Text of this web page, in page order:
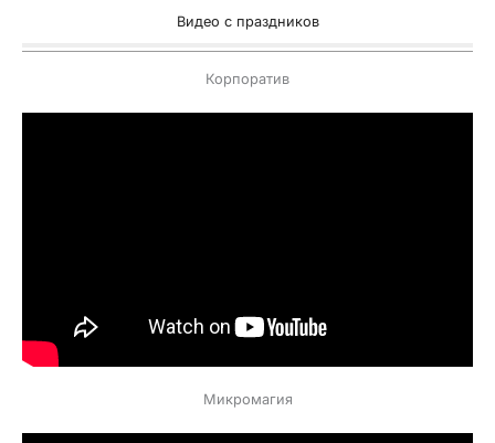
Видео с праздников
Корпоратив
Микромагия